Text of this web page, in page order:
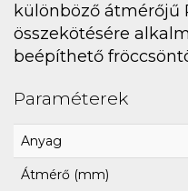
különböző átmérőjű
összekötésére
beépíthető
Paraméterek
Anyag
Átmérő (mm)